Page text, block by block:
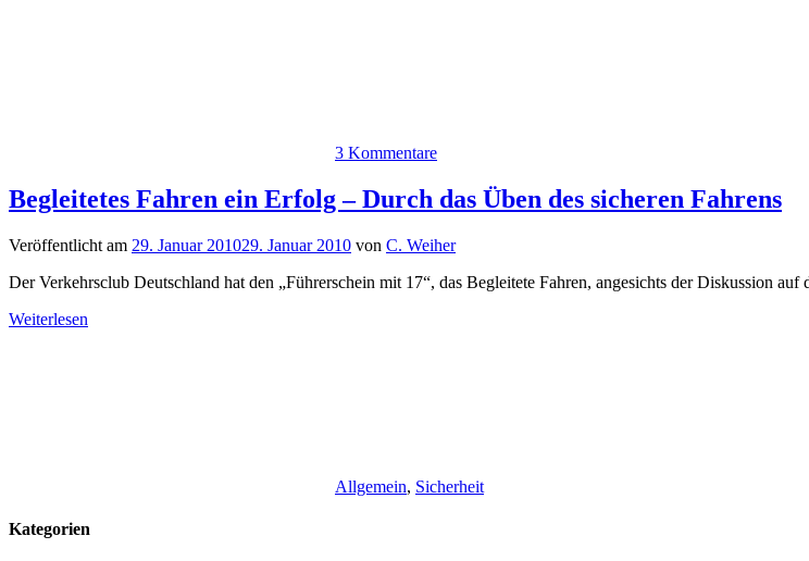
3 Kommentare
Begleitetes Fahren ein Erfolg – Durch das Üben des sicheren Fahrens
Veröffentlicht am 29. Januar 201029. Januar 2010 von C. Weiher
Der Verkehrsclub Deutschland hat den „Führerschein mit 17“, das Begleitete Fahren, angesichts der Diskussion auf
Weiterlesen
Allgemein, Sicherheit
Kategorien